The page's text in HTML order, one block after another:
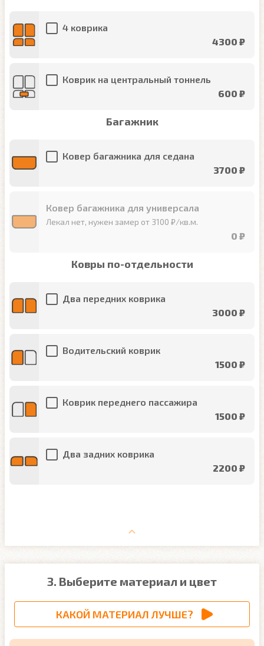
4 коврика
4300 ₽
Коврик на центральный тоннель
600 ₽
Багажник
Ковер багажника для седана
3700 ₽
Ковер багажника для универсала
Лекал нет, нужен замер от 3100 ₽/кв.м.
0 ₽
Ковры по-отдельности
Два передних коврика
3000 ₽
Водительский коврик
1500 ₽
Коврик переднего пассажира
1500 ₽
Два задних коврика
2200 ₽
3. Выберите материал и цвет
КАКОЙ МАТЕРИАЛ ЛУЧШЕ?